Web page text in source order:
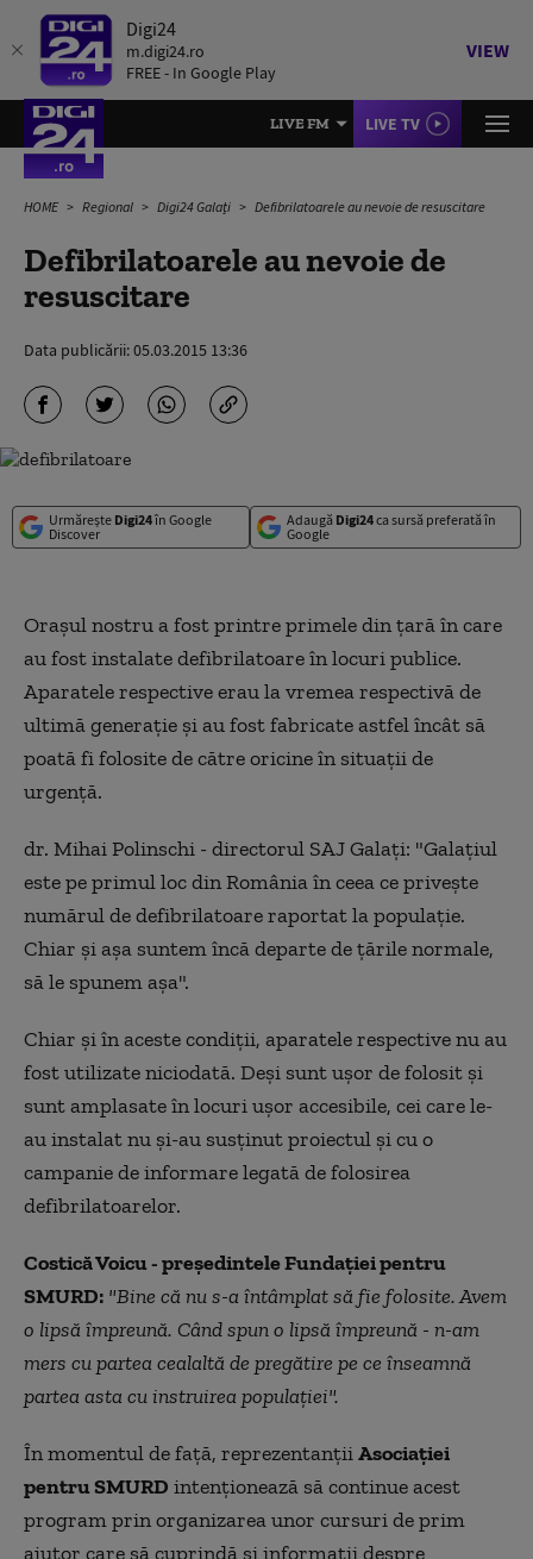
Digi24
m.digi24.ro
FREE - In Google Play
VIEW
LIVE FM LIVE TV
HOME Regional Digi24 Galați Defibrilatoarele au nevoie de resuscitare
Defibrilatoarele au nevoie de
resuscitare
Data publicării:05.03.2015 13:36
Urmărește Digi24în Google
Discover
Adaugă Digi24ca sursă preferată în
Google
Oraşul nostru a fost printre primele din ţară în care
au fost instalate defibrilatoare în locuri publice.
Aparatele respective erau la vremea respectivă de
ultimă generaţie şi au fost fabricate astfel încât să
poată fi folosite de către oricine în situaţii de
urgenţă.
dr. Mihai Polinschi - directorul SAJ Galaţi: "Galaţiul
este pe primul loc din România în ceea ce priveşte
numărul de defibrilatoare raportat la populaţie.
Chiar şi aşa suntem încă departe de ţările normale,
să le spunem aşa".
Chiar şi în aceste condiţii, aparatele respective nu au
fost utilizate niciodată. Deşi sunt uşor de folosit şi
sunt amplasate în locuri uşor accesibile, cei care le-
au instalat nu şi-au susţinut proiectul şi cu o
campanie de informare legată de folosirea
defibrilatoarelor.
Costică Voicu - preşedintele Fundaţiei pentru
SMURD: "Bine că nu s-a întâmplat să fie folosite. Avem
o lipsă împreună. Când spun o lipsă împreună - n-am
mers cu partea cealaltă de pregătire pe ce înseamnă
partea asta cu instruirea populaţiei".
În momentul de faţă, reprezentanţiiAsociaţiei
pentru SMURD intenţionează să continue acest
program prin organizarea unor cursuri de prim
ajutor care să cuprindă şi informaţii despre